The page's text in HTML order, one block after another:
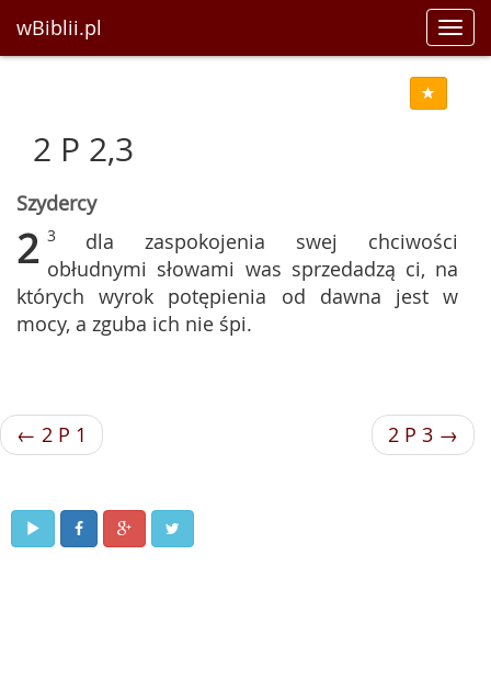
wBiblii.pl
2 P 2,3
Szydercy
2 3 dla zaspokojenia swej chciwości
obłudnymi słowami was sprzedadzą ci, na
których wyrok potępienia od dawna jest w
mocy, a zguba ich nie śpi.
← 2 P 1 2 P 3 →